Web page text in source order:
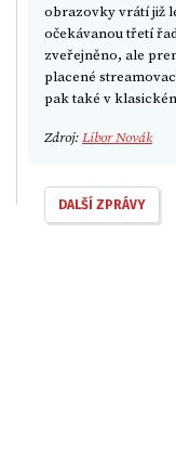
obrazovky vrátí již
očekávanou třetí
zveřejněno, ale
placené
pak také v
Zdroj:Libor Novák
DALŠÍ ZPRÁVY